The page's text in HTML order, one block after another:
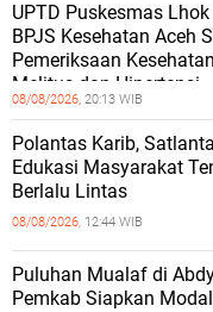
UPTD Puskesmas
BPJS Kesehatan Aceh
Pemeriksaan
Melitus dan Hipertensi
08/08/2026, 20:13 WIB
Polantas Karib,
Edukasi Masyarakat
Berlalu Lintas
08/08/2026, 12:44 WIB
Puluhan Mualaf di
Pemkab Siapkan